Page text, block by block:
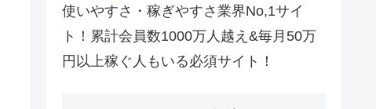
使いやすさ・稼ぎやすさ業界No,1サイ
ト！累計会員数1000万人越え&毎月50万
円以上稼ぐ人もいる必須サイト！